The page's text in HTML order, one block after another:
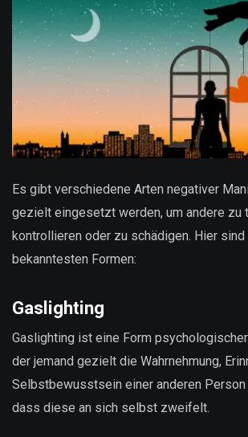
Es gibt verschiedene Arten negativer
gezielt eingesetzt werden, um andere zu
kontrollieren oder zu schädigen. Hier
bekanntesten Formen:
Gaslighting
Gaslighting ist eine Form
der jemand gezielt die Wahrnehmung,
Selbstbewusstsein einer anderen
dass diese an sich selbst zweifelt.